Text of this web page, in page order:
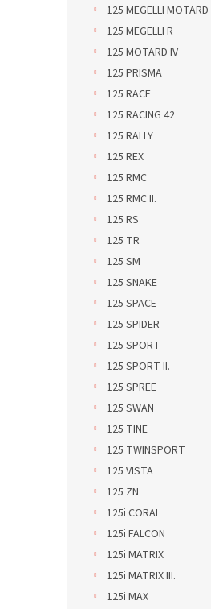
125 MEGELLI MOTARD
125 MEGELLI R
125 MOTARD IV
125 PRISMA
125 RACE
125 RACING 42
125 RALLY
125 REX
125 RMC
125 RMC II.
125 RS
125 TR
125 SM
125 SNAKE
125 SPACE
125 SPIDER
125 SPORT
125 SPORT II.
125 SPREE
125 SWAN
125 TINE
125 TWINSPORT
125 VISTA
125 ZN
125i CORAL
125i FALCON
125i MATRIX
125i MATRIX III.
125i MAX